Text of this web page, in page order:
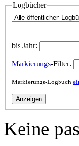
Logbücher
bis Jahr:
Markierungs-Filter:
Markierungs-Logbuch
Keine